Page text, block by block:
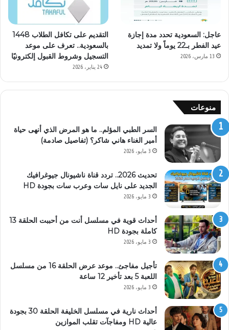
عاجل: السعودية تحدد مدة إجازة
عيد الفطر بـ22 يوماً ولا تمديد
13 مارس، 2026
التقديم على تكافل الطلاب 1448
بالسعودية.. تعرف على موعد
التسجيل وشروط القبول إلكترونيًا
24 يناير، 2026
منوعات
السر الطبي المؤلم.. ما هو المرض الذي أنهى حياة
أمير الغناء هاني شاكر؟ (تفاصيل صادمة)
3 مايو، 2026
تحديث 2026.. تردد قناة ناشيونال جيوغرافيك
الجديد على نايل سات وعرب سات بجودة HD
3 مايو، 2026
أحداث قوية في مسلسل أنت من أحببت الحلقة 13
كاملة بجودة HD
3 مايو، 2026
تأجيل مفاجئ.. موعد عرض الحلقة 16 من مسلسل
اللعبة 5 بعد تأخير 12 ساعة
3 مايو، 2026
أحداث نارية في مسلسل الخليفة الحلقة 30 بجودة
عالية HD ومفاجآت تقلب الموازين